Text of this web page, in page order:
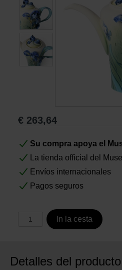
Ocio
Libros
Lienzos y Láminas
€ 263,64
Su compra apoya el
La tienda official del
Envíos internacionales
Pagos seguros
In la cesta
Detalles del producto